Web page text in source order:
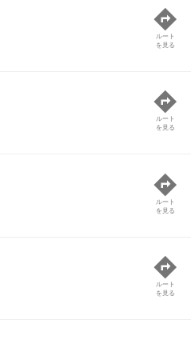
ルート
を見る
ルート
を見る
ルート
を見る
ルート
を見る